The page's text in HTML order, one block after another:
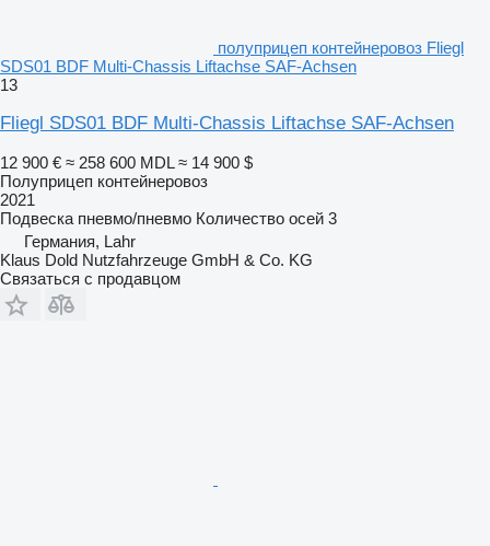
полуприцеп контейнеровоз Fliegl
SDS01 BDF Multi-Chassis Liftachse SAF-Achsen
13
Fliegl SDS01 BDF Multi-Chassis Liftachse SAF-Achsen
12 900 € ≈ 258 600 MDL ≈ 14 900 $
Полуприцеп контейнеровоз
2021
Подвеска пневмо/пневмо Количество осей 3
Германия, Lahr
Klaus Dold Nutzfahrzeuge GmbH & Co. KG
Связаться с продавцом